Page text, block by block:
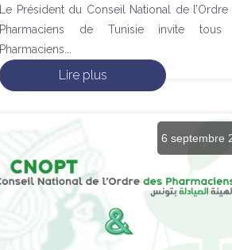
Le Président du Conseil National de l’Ordre
Pharmaciens de Tunisie invite tous
Pharmaciens...
Lire plus
6 septembre